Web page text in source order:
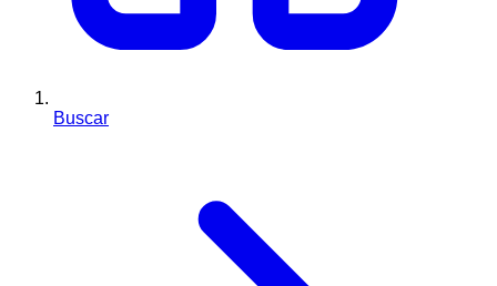
Buscar